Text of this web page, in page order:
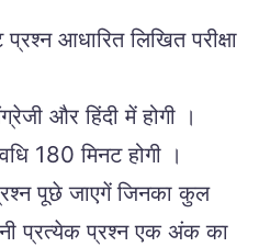
प्रश्न आधारित लिखित परीक्षा
और हिंदी में होगी ।
180 मिनट होगी ।
पूछे जाएगें जिनका कुल
प्रत्येक प्रश्न एक अंक का